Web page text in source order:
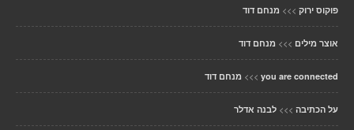
פוקוס ירוק >>> מנחם דוד
אוצר מילים >>> מנחם דוד
you are connected
>>> מנחם דוד
על הכתיבה >>> לבנה אדלר